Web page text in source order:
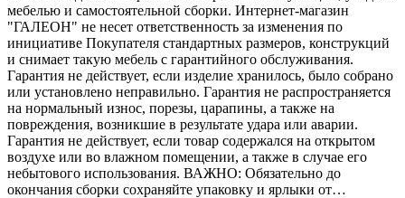
мебелью и самостоятельной сборки. Интернет-магазин
"ГАЛЕОН" не несет ответственность за изменения по
инициативе Покупателя стандартных размеров, конструкций
и снимает такую мебель с гарантийного обслуживания.
Гарантия не действует, если изделие хранилось, было собрано
или установлено неправильно. Гарантия не распространяется
на нормальный износ, порезы, царапины, а также на
повреждения, возникшие в результате удара или аварии.
Гарантия не действует, если товар содержался на открытом
воздухе или во влажном помещении, а также в случае его
небытового использования. ВАЖНО: Обязательно до
окончания сборки сохраняйте упаковку и ярлыки от…